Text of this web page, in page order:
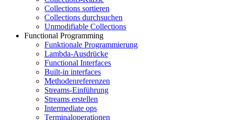
Collections sortieren
Collections durchsuchen
Unmodifiable Collections
Functional Programming
Funktionale Programmierung
Lambda-Ausdrücke
Functional Interfaces
Built-in interfaces
Methodenreferenzen
Streams-Einführung
Streams erstellen
Intermediate ops
Terminaloperationen